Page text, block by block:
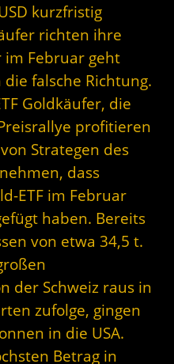
kurzfristig
richten ihre
im Februar geht
falsche Richtung.
Goldkäufer, die
profitieren
Strategen des
dass
ETF im Februar
haben. Bereits
von etwa 34,5 t.
der Schweiz raus in
zufolge, gingen
in die USA.
Betrag in